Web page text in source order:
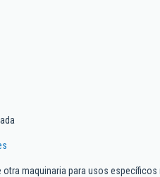
otra maquinaria para usos específicos